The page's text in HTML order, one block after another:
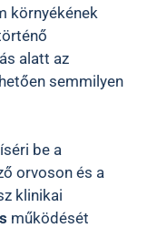
környékének
alatt az
semmilyen
be a
orvoson és a
klinikai
működését